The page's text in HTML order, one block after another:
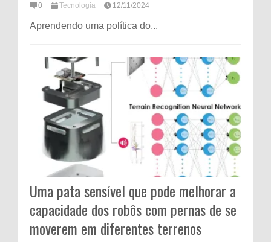
0 Tecnologia 12/11/2024
Aprendendo uma política do...
Uma pata sensível que pode melhorar a
capacidade dos robôs com pernas de se
moverem em diferentes terrenos